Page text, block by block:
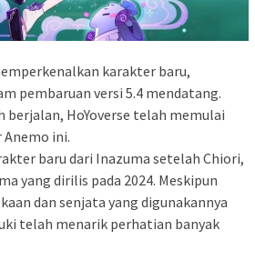
karakter baru,
pembaruan versi 5.4 mendatang.
berjalan, HoYoverse telah memulai
ini.
baru dari Inazuma setelah Chiori,
yang dirilis pada 2024. Meskipun
dan senjata yang digunakannya
telah menarik perhatian banyak